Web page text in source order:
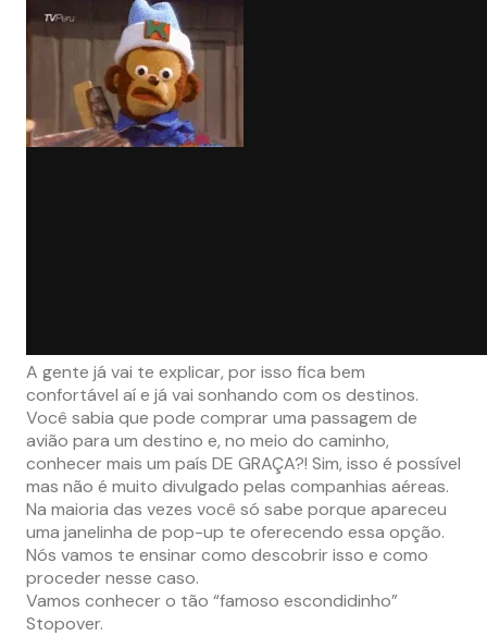
A gente já vai te explicar, por isso fica bem
confortável aí e já vai sonhando com os destinos.
Você sabia que pode comprar uma passagem de
avião para um destino e, no meio do caminho,
conhecer mais um país DE GRAÇA?! Sim, isso é possível
mas não é muito divulgado pelas companhias aéreas.
Na maioria das vezes você só sabe porque apareceu
uma janelinha de pop-up te oferecendo essa opção.
Nós vamos te ensinar como descobrir isso e como
proceder nesse caso.
Vamos conhecer o tão “famoso escondidinho”
Stopover.